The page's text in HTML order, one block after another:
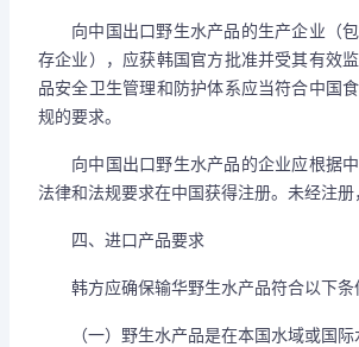
向中国出口野生水产品的生产企业（包
存企业），应获韩国官方批准并受其有效
品安全卫生管理和防护体系应当符合中国
规的要求。
向中国出口野生水产品的企业应根据中
法律和法规要求在中国获得注册。未经注册
四、进口产品要求
韩方应确保输华野生水产品符合以下条
（一）野生水产品是在本国水域或国际